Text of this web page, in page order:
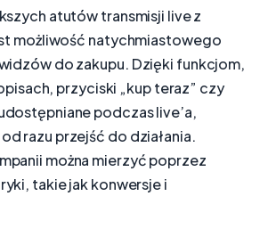
atutów transmisji live z
możliwość natychmiastowego
do zakupu. Dzięki funkcjom,
przyciski „kup teraz” czy
podczas live’a,
razu przejść do działania.
można mierzyć poprzez
takie jak konwersje i